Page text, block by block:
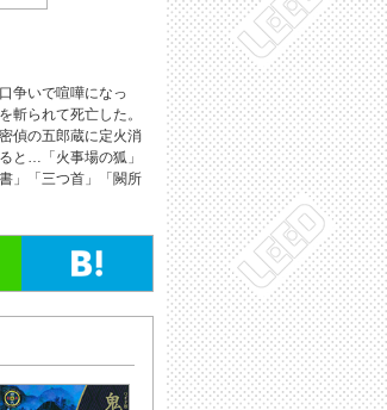
争いで喧嘩になっ
斬られて死亡した。
偵の五郎蔵に定火消
と…「火事場の狐」
」「三つ首」「闕所